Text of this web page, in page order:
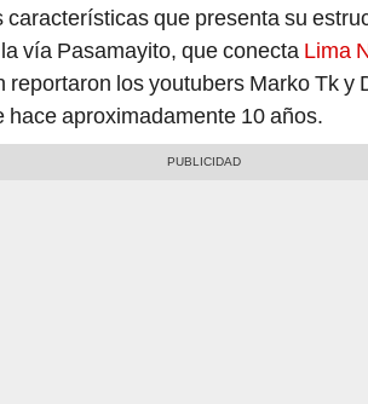
características que presenta su
vía Pasamayito, que conecta Lima
reportaron los youtubers Marko Tk y
hace aproximadamente 10 años.